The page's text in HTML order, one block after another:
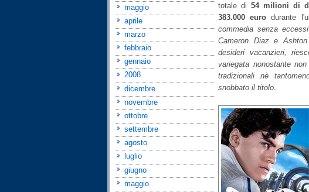
maggio
aprile
marzo
febbraio
gennaio
2008
dicembre
novembre
ottobre
settembre
agosto
luglio
giugno
maggio
totale di 54 milioni di
383.000 euro durante
commedia senza
Cameron Diaz e
desideri vacanzieri,
variegata nonostante
tradizionali nè
snobbato il titolo